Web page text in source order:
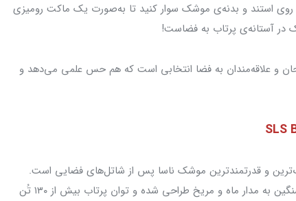
روی استند و بدنه‌ی موشک سوار کنید تا به‌صورت یک ماکت رومیزی
آستانه‌ی پرتاب به فضاست!
و علاقه‌مندان به فضا انتخابی است که هم حس علمی می‌دهد و
نسخه‌ی Block 2 Cargo برای حمل بارهای سنگین به مدار ماه و مریخ طراحی شده و توان پرتاب بیش از ۱۳۰ تُن